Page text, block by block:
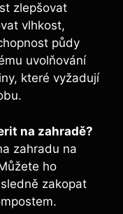
zlepšovat
⁢vlhkost,
půdy
uvolňování
‌které vyžadují
na zahradě?
zahradu na
ho
zakopat